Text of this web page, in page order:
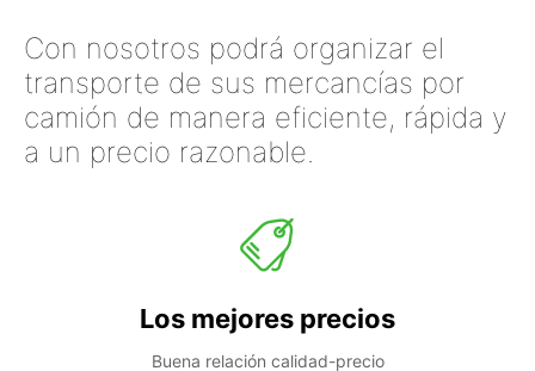
Con nosotros podrá organizar el
transporte de sus mercancías por
camión de manera eficiente, rápida y
a un precio razonable.
Los mejores precios
Buena relación calidad-precio